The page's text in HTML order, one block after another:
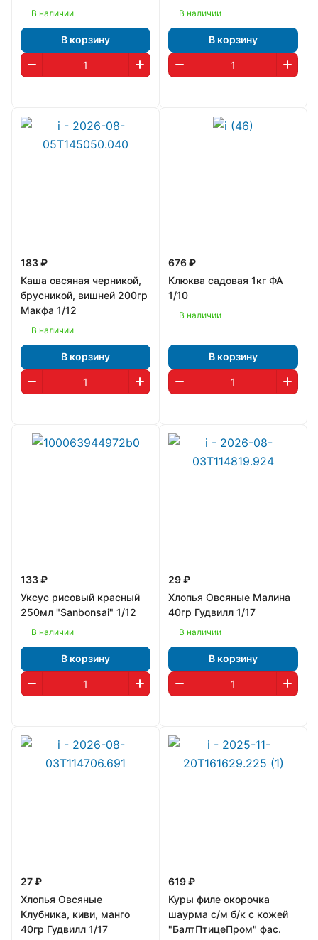
В наличии
В корзину
В наличии
В корзину
183 ₽
Каша овсяная черникой,
брусникой, вишней 200гр
Макфа 1/12
В наличии
В корзину
676 ₽
Клюква садовая 1кг ФА
1/10
В наличии
В корзину
133 ₽
Уксус рисовый красный
250мл "Sanbonsai" 1/12
В наличии
В корзину
29 ₽
Хлопья Овсяные Малина
40гр Гудвилл 1/17
В наличии
В корзину
27 ₽
Хлопья Овсяные
Клубника, киви, манго
40гр Гудвилл 1/17
619 ₽
Куры филе окорочка
шаурма с/м б/к с кожей
"БалтПтицеПром" фас.